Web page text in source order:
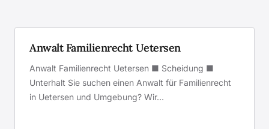
Anwalt Familienrecht Uetersen
Anwalt Familienrecht Uetersen ■ Scheidung ■
Unterhalt Sie suchen einen Anwalt für Familienrecht
in Uetersen und Umgebung? Wir…